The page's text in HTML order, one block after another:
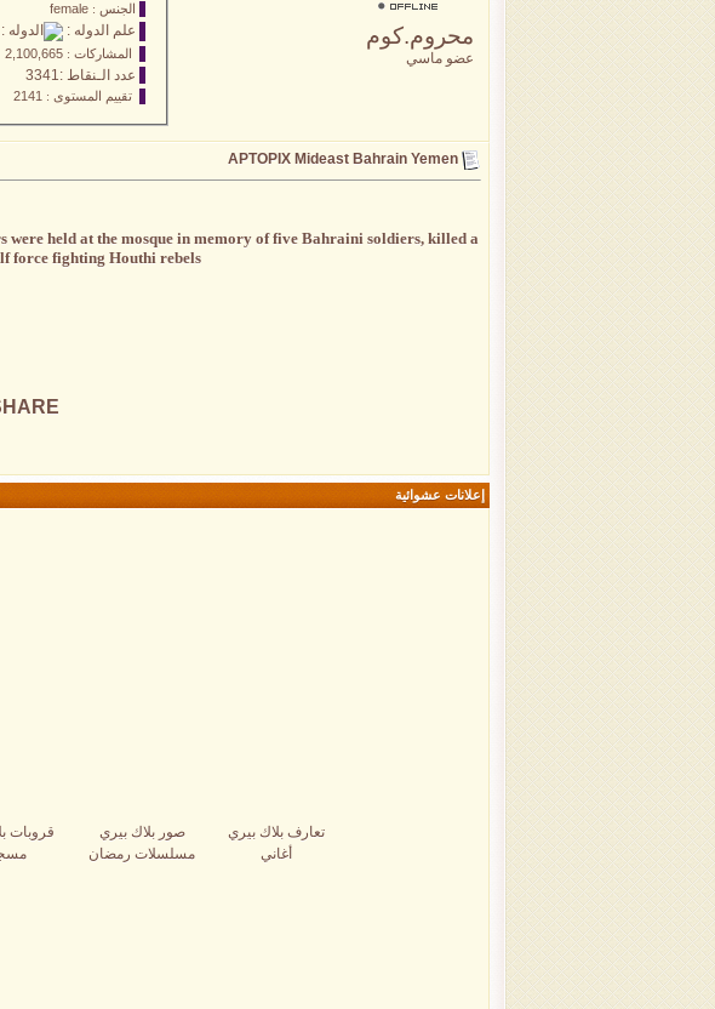
محروم.كوم
عضو ماسي
الجنس : female
علم الدوله :
المشاركات : 2,100,665
عدد الـنقاط :3341
تقييم المستوى : 2141
APTOPIX Mideast Bahrain Yemen
held at the mosque in memory of five Bahraini soldiers, killed a
force fighting Houthi rebels.
إعلانات عشوائية
تعارف بلاك بيري صور بلاك بيري قروبات
أغاني
مسلسلات رمضان